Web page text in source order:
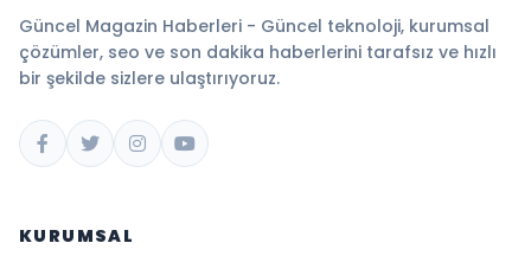
Güncel Magazin Haberleri - Güncel teknoloji, kurumsal
çözümler, seo ve son dakika haberlerini tarafsız ve hızlı
bir şekilde sizlere ulaştırıyoruz.
KURUMSAL